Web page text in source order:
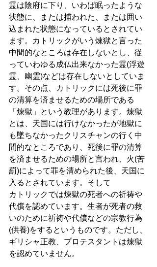
霊は陰府に下り、いわば眠ったような
状態に、または捕われた、または囲い
込まれた状態になっているとされてい
ます。カトリックがいう煉獄と言った
中間的なところは存在しないとし、従
っていわゆる成仏出来なかった霊(浮遊
霊、幽霊)などは存在しないとしていま
す。その点、カトリックには死後に罪
の清算を済ませるための場所である
「煉獄」という教理があります。煉獄
とは、天国には行けなかったが地獄に
も墜ちなかったクリスチャンの行く中
間的なところであり、死後に罪の清算
を済ませるための場所と言われ、火(苦
罰)によって罪を清められた後、天国に
入るとされています。そして
カトリックでは煉獄の死者への祈祷や
代償を認めています。生者が死者の救
いのために祈祷や代償などの宗教行為
(供養)をするというものです。ただし、
ギリシャ正教、プロテスタントは煉獄
を認めていません。